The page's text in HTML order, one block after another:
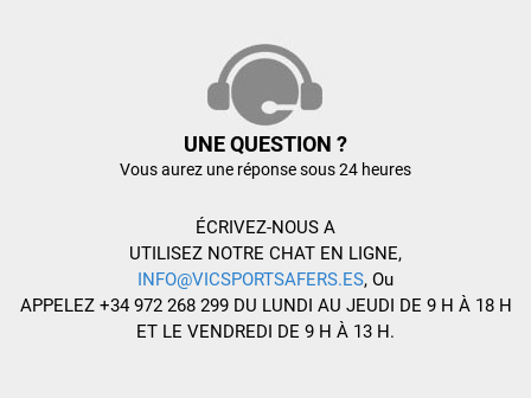
UNE QUESTION ?
Vous aurez une réponse sous 24 heures
ÉCRIVEZ-NOUS A
UTILISEZ NOTRE CHAT EN LIGNE,
INFO@VICSPORTSAFERS.ES, Ou
APPELEZ +34 972 268 299 DU LUNDI AU JEUDI DE 9 H À 18 H
ET LE VENDREDI DE 9 H À 13 H.